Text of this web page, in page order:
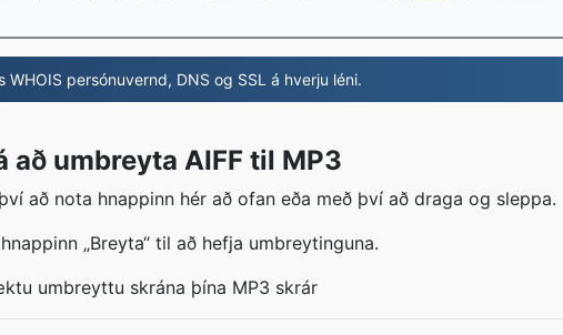
WHOIS persónuvernd, DNS og SSL á hverju léni.
að umbreyta AIFF til MP3
að nota hnappinn hér að ofan eða með því að draga og sleppa.
„Breyta“ til að hefja umbreytinguna.
umbreyttu skrána þína MP3 skrár